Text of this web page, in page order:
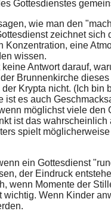
Gottesdienstes
wie man den
zeichnet sich
Konzentration, eine
wissen.
keine Antwort darauf,
Brunnenkirche
Krypta nicht. (Ich bin
ist es auch
möglichst viele den
ist das
spielt
ein Gottesdienst
der Eindruck
wenn Momente der
wichtig. Wenn Kinder